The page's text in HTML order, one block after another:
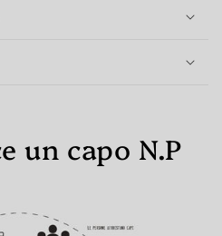
un capo N.P